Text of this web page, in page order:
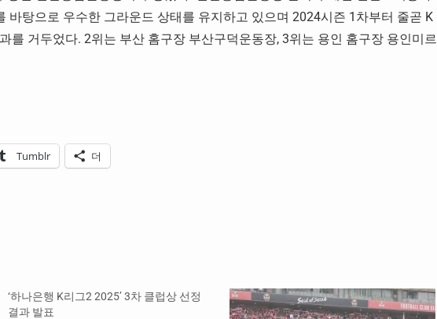
바탕으로 우수한 그라운드 상태를 유지하고 있으며 2024시즌 1차부터 줄곧 K
를 거두었다. 2위는 부산 홈구장 부산구덕운동장, 3위는 용인 홈구장 용인미르
Tumblr 더
‘하나은행 K리그2 2025’ 3차 클럽상 선정
결과 발표